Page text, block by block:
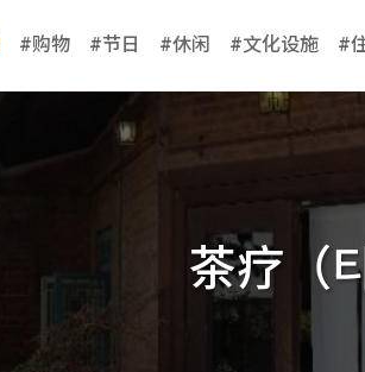
#购物 #节日 #休闲 #文化设施 #
茶疗（